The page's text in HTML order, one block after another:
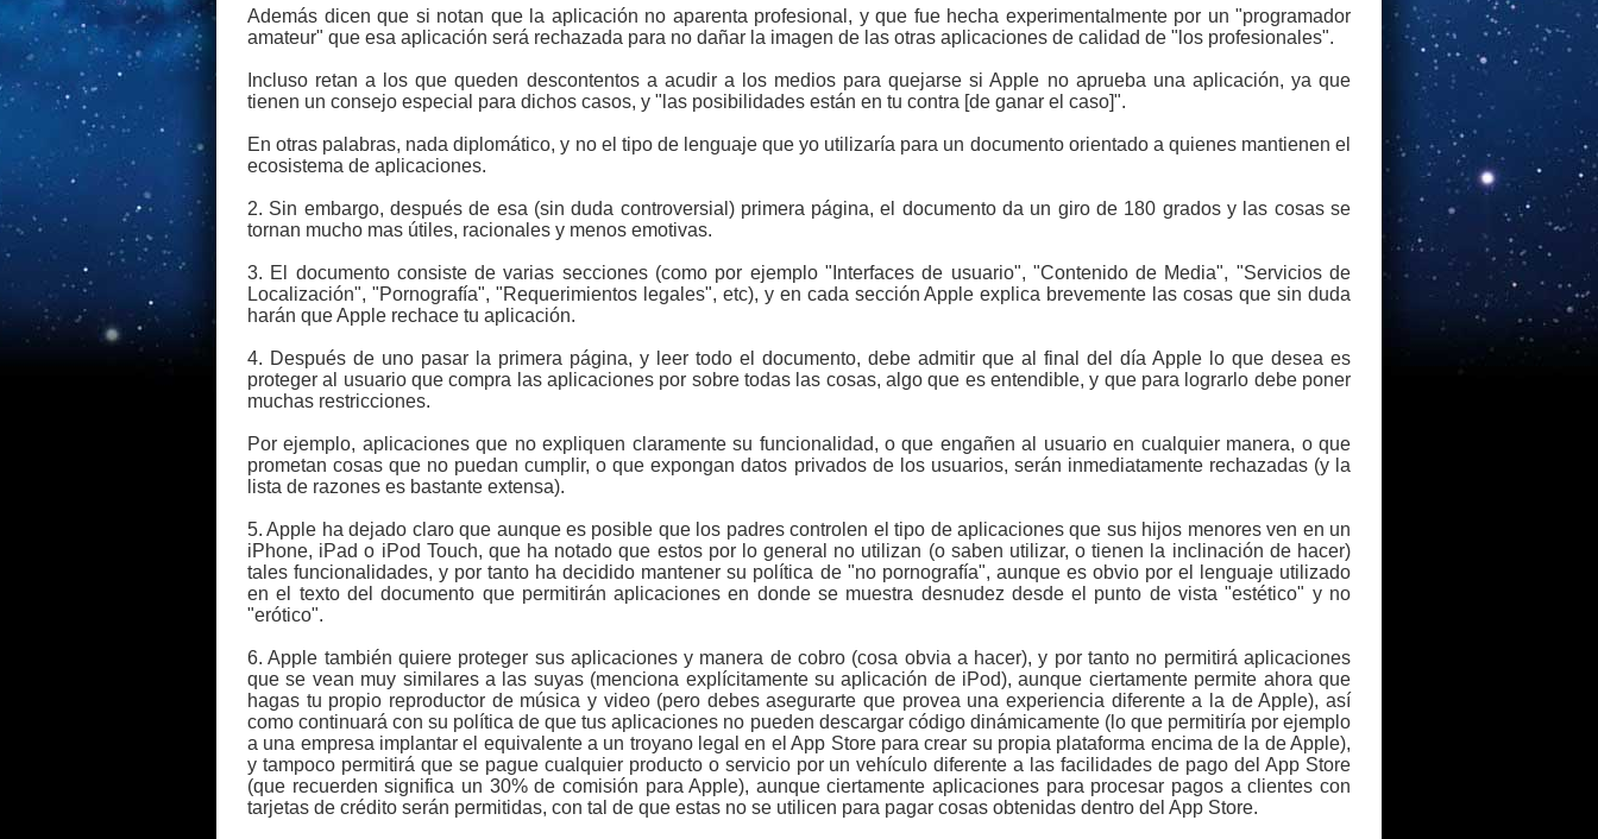
Además dicen que si notan que la aplicación no aparenta profesional, y que fue hecha experimentalmente por un "programador
amateur" que esa aplicación será rechazada para no dañar la imagen de las otras aplicaciones de calidad de "los profesionales".
Incluso retan a los que queden descontentos a acudir a los medios para quejarse si Apple no aprueba una aplicación, ya que
tienen un consejo especial para dichos casos, y "las posibilidades están en tu contra [de ganar el caso]".
En otras palabras, nada diplomático, y no el tipo de lenguaje que yo utilizaría para un documento orientado a quienes mantienen el
ecosistema de aplicaciones.
2. Sin embargo, después de esa (sin duda controversial) primera página, el documento da un giro de 180 grados y las cosas se
tornan mucho mas útiles, racionales y menos emotivas.
3. El documento consiste de varias secciones (como por ejemplo "Interfaces de usuario", "Contenido de Media", "Servicios de
Localización", "Pornografía", "Requerimientos legales", etc), y en cada sección Apple explica brevemente las cosas que sin duda
harán que Apple rechace tu aplicación.
4. Después de uno pasar la primera página, y leer todo el documento, debe admitir que al final del día Apple lo que desea es
proteger al usuario que compra las aplicaciones por sobre todas las cosas, algo que es entendible, y que para lograrlo debe poner
muchas restricciones.
Por ejemplo, aplicaciones que no expliquen claramente su funcionalidad, o que engañen al usuario en cualquier manera, o que
prometan cosas que no puedan cumplir, o que expongan datos privados de los usuarios, serán inmediatamente rechazadas (y la
lista de razones es bastante extensa).
5. Apple ha dejado claro que aunque es posible que los padres controlen el tipo de aplicaciones que sus hijos menores ven en un
iPhone, iPad o iPod Touch, que ha notado que estos por lo general no utilizan (o saben utilizar, o tienen la inclinación de hacer)
tales funcionalidades, y por tanto ha decidido mantener su política de "no pornografía", aunque es obvio por el lenguaje utilizado
en el texto del documento que permitirán aplicaciones en donde se muestra desnudez desde el punto de vista "estético" y no
"erótico".
6. Apple también quiere proteger sus aplicaciones y manera de cobro (cosa obvia a hacer), y por tanto no permitirá aplicaciones
que se vean muy similares a las suyas (menciona explícitamente su aplicación de iPod), aunque ciertamente permite ahora que
hagas tu propio reproductor de música y video (pero debes asegurarte que provea una experiencia diferente a la de Apple), así
como continuará con su política de que tus aplicaciones no pueden descargar código dinámicamente (lo que permitiría por ejemplo
a una empresa implantar el equivalente a un troyano legal en el App Store para crear su propia plataforma encima de la de Apple),
y tampoco permitirá que se pague cualquier producto o servicio por un vehículo diferente a las facilidades de pago del App Store
(que recuerden significa un 30% de comisión para Apple), aunque ciertamente aplicaciones para procesar pagos a clientes con
tarjetas de crédito serán permitidas, con tal de que estas no se utilicen para pagar cosas obtenidas dentro del App Store.